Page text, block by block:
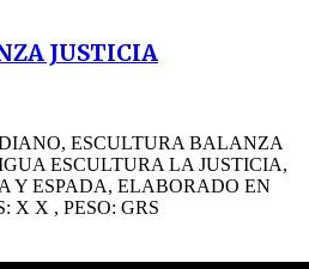
JUSTICIA
ESCULTURA BALANZA
ESCULTURA LA JUSTICIA,
Y ESPADA, ELABORADO EN
X X , PESO: GRS